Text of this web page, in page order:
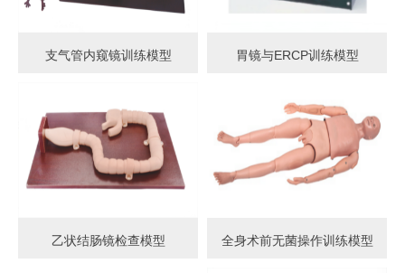
支气管内窥镜训练模型 胃镜与ERCP训练模型
乙状结肠镜检查模型 全身术前无菌操作训练模型